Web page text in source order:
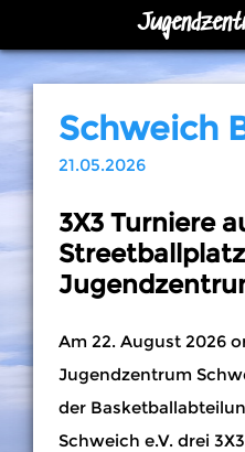
Schweich
21.05.2026
3X3 Turniere
Am 22. August 2026
Jugendzentrum
der
Schweich e.V. drei